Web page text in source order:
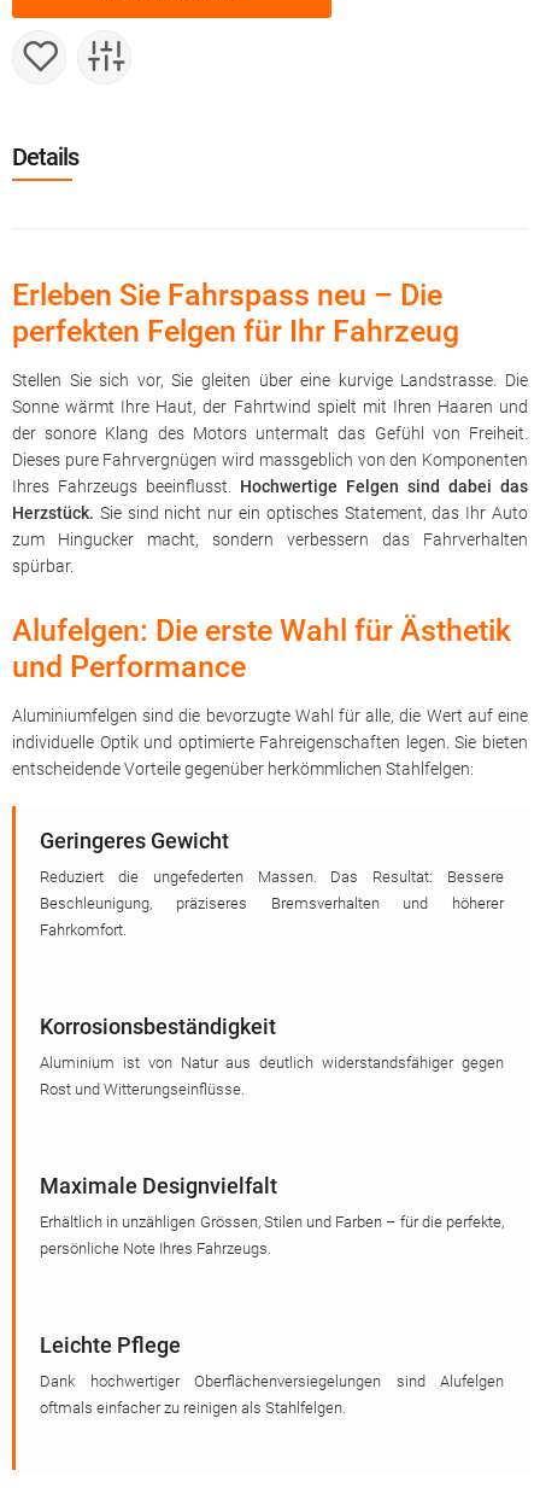
Details
Erleben Sie Fahrspass neu – Die
perfekten Felgen für Ihr Fahrzeug
Stellen Sie sich vor, Sie gleiten über eine kurvige Landstrasse. Die
Sonne wärmt Ihre Haut, der Fahrtwind spielt mit Ihren Haaren und
der sonore Klang des Motors untermalt das Gefühl von Freiheit.
Dieses pure Fahrvergnügen wird massgeblich von den Komponenten
Ihres Fahrzeugs beeinflusst. Hochwertige Felgen sind dabei das
Herzstück. Sie sind nicht nur ein optisches Statement, das Ihr Auto
zum Hingucker macht, sondern verbessern das Fahrverhalten
spürbar.
Alufelgen: Die erste Wahl für Ästhetik
und Performance
Aluminiumfelgen sind die bevorzugte Wahl für alle, die Wert auf eine
individuelle Optik und optimierte Fahreigenschaften legen. Sie bieten
entscheidende Vorteile gegenüber herkömmlichen Stahlfelgen:
Geringeres Gewicht
Reduziert die ungefederten Massen. Das Resultat: Bessere
Beschleunigung, präziseres Bremsverhalten und höherer
Fahrkomfort.
Korrosionsbeständigkeit
Aluminium ist von Natur aus deutlich widerstandsfähiger gegen
Rost und Witterungseinflüsse.
Maximale Designvielfalt
Erhältlich in unzähligen Grössen, Stilen und Farben – für die perfekte,
persönliche Note Ihres Fahrzeugs.
Leichte Pflege
Dank hochwertiger Oberflächenversiegelungen sind Alufelgen
oftmals einfacher zu reinigen als Stahlfelgen.